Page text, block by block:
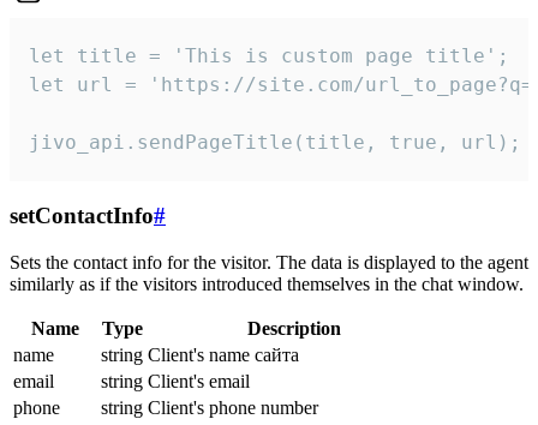
let title = 'This is custom page title';
let url = 'https://site.com/
jivo_api.sendPageTitle(title, true, url);
setContactInfo#
Sets the contact info for the visitor. The data is displayed to the agent
similarly as if the visitors introduced themselves in the chat window.
Name Type
Description
name
string Client's name сайта
email
string Client's email
phone
string Client's phone number